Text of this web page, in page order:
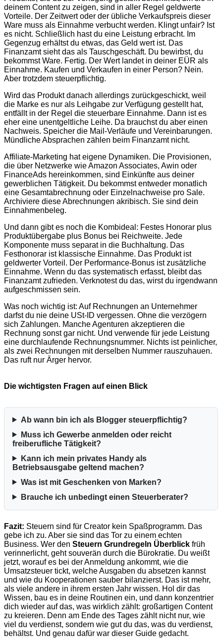
deinem Content zu zeigen, sind in aller Regel geldwerte
Vorteile. Der Zeitwert oder der übliche Verkaufspreis dieser
Ware muss als Einnahme verbucht werden. Klingt unfair? Ist
es nicht. Schließlich hast du eine Leistung erbracht. Im
Gegenzug erhältst du etwas, das Geld wert ist. Das
Finanzamt sieht das als Tauschgeschäft. Du bewirbst, du
bekommst Ware. Fertig. Der Wert landet in deiner EÜR als
Einnahme. Kaufen und Verkaufen in einer Person? Nein.
Aber trotzdem steuerpflichtig.
Wird das Produkt danach allerdings zurückgeschickt, weil
die Marke es nur als Leihgabe zur Verfügung gestellt hat,
entfällt in der Regel die steuerbare Einnahme. Dann ist es
eher eine unentgeltliche Leihe. Da brauchst du aber einen
Nachweis. Speicher die Mail-Verläufe und Vereinbarungen.
Mündliche Absprachen zählen beim Finanzamt nicht.
Affiliate-Marketing hat eigene Dynamiken. Die Provisionen,
die über Netzwerke wie Amazon Associates, Awin oder
FinanceAds hereinkommen, sind Einkünfte aus deiner
gewerblichen Tätigkeit. Du bekommst entweder monatlich
eine Gesamtabrechnung oder Einzelnachweise pro Sale.
Archiviere diese Abrechnungen akribisch. Sie sind dein
Einnahmenbeleg.
Und dann gibt es noch die Kombideal: Festes Honorar plus
Produktübergabe plus Bonus bei Reichweite. Jede
Komponente muss separat in die Buchhaltung. Das
Festhonorar ist klassische Einnahme. Das Produkt ist
geldwerter Vorteil. Der Performance-Bonus ist zusätzliche
Einnahme. Wenn du das systematisch erfasst, bleibt das
Finanzamt zufrieden. Verknotest du das, wirst du irgendwann
aufgeschmissen sein.
Was noch wichtig ist: Auf Rechnungen an Unternehmer
darfst du nie deine USt-ID vergessen. Ohne die verzögern
sich Zahlungen. Manche Agenturen akzeptieren die
Rechnung sonst gar nicht. Und verwende für jede Leistung
eine durchlaufende Rechnungsnummer. Nichts ist peinlicher,
als zwei Rechnungen mit derselben Nummer rauszuhauen.
Das ruft nur Ärger hervor.
Die wichtigsten Fragen auf einen Blick
Ab wann bin ich als Blogger steuerpflichtig?
Muss ich Gewerbe anmelden oder reicht
freiberufliche Tätigkeit?
Kann ich mein privates Handy als
Betriebsausgabe geltend machen?
Was ist mit Geschenken von Marken?
Brauche ich unbedingt einen Steuerberater?
Fazit: Steuern sind für Creator kein Spaßprogramm. Das
gebe ich zu. Aber sie sind das Tor zu einem echten
Business. Wer den Steuern Grundregeln Überblick früh
verinnerlicht, geht souverän durch die Bürokratie. Du weißt
jetzt, worauf es bei der Anmeldung ankommt, wie die
Umsatzsteuer tickt, welche Ausgaben du absetzen kannst
und wie du Kooperationen sauber bilanzierst. Das ist mehr,
als viele andere in ihrem ersten Jahr wissen. Hol dir das
Wissen, bau es in deine Routinen ein, und dann konzentrier
dich wieder auf das, was wirklich zählt: großartigen Content
zu kreieren. Denn am Ende des Tages zählt nicht nur, wie
viel du verdienst, sondern wie gut du das, was du verdienst,
behältst. Und genau dafür war dieser Guide gedacht.